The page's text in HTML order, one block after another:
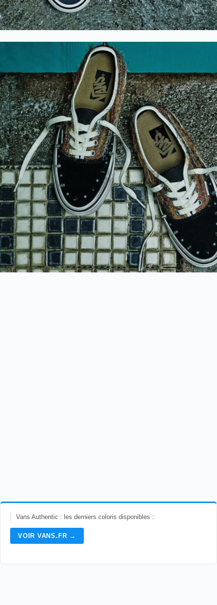
Vans Authentic : les derniers coloris disponibles :
VOIR VANS.FR →